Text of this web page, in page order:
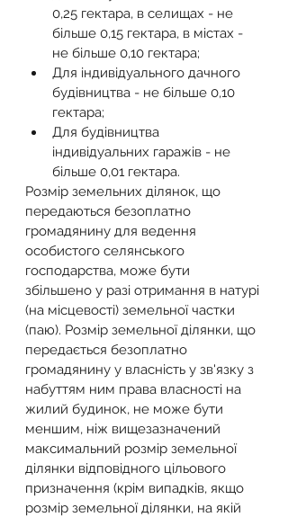
0,25 гектара, в селищах - не
більше 0,15 гектара, в містах -
не більше 0,10 гектара;
Для індивідуального дачного
будівництва - не більше 0,10
гектара;
Для будівництва
індивідуальних гаражів - не
більше 0,01 гектара.
Розмір земельних ділянок, що
передаються безоплатно
громадянину для ведення
особистого селянського
господарства, може бути
збільшено у разі отримання в натурі
(на місцевості) земельної частки
(паю). Розмір земельної ділянки, що
передається безоплатно
громадянину у власність у зв'язку з
набуттям ним права власності на
жилий будинок, не може бути
меншим, ніж вищезазначений
максимальний розмір земельної
ділянки відповідного цільового
призначення (крім випадків, якщо
розмір земельної ділянки, на якій